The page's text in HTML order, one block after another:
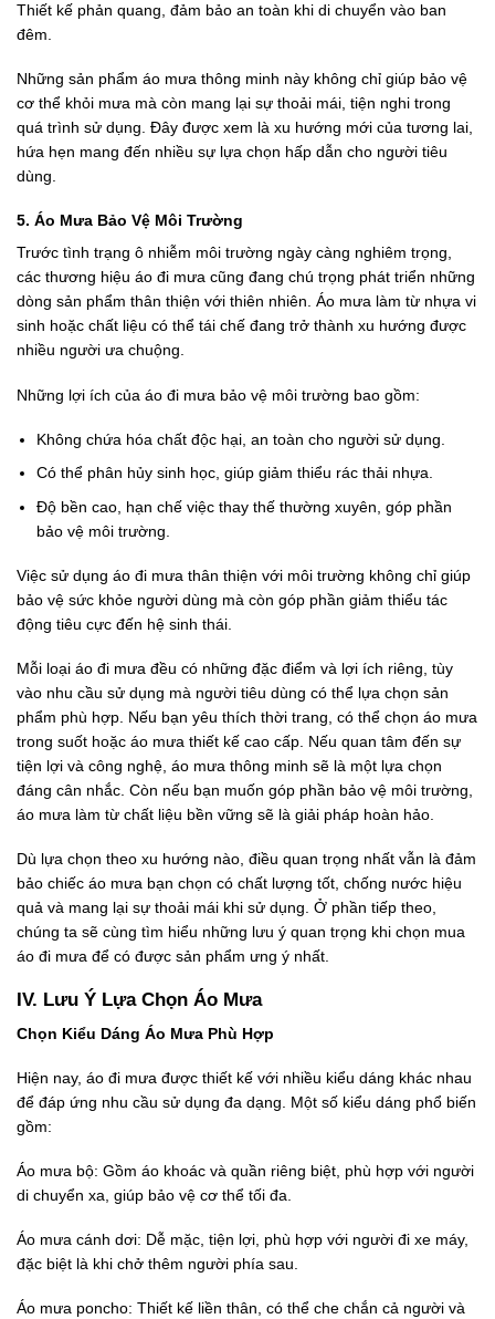
Thiết kế phản quang, đảm bảo an toàn khi di chuyển vào ban
đêm.
Những sản phẩm áo mưa thông minh này không chỉ giúp bảo vệ
cơ thể khỏi mưa mà còn mang lại sự thoải mái, tiện nghi trong
quá trình sử dụng. Đây được xem là xu hướng mới của tương lai,
hứa hẹn mang đến nhiều sự lựa chọn hấp dẫn cho người tiêu
dùng.
5. Áo Mưa Bảo Vệ Môi Trường
Trước tình trạng ô nhiễm môi trường ngày càng nghiêm trọng,
các thương hiệu áo đi mưa cũng đang chú trọng phát triển những
dòng sản phẩm thân thiện với thiên nhiên. Áo mưa làm từ nhựa vi
sinh hoặc chất liệu có thể tái chế đang trở thành xu hướng được
nhiều người ưa chuộng.
Những lợi ích của áo đi mưa bảo vệ môi trường bao gồm:
Không chứa hóa chất độc hại, an toàn cho người sử dụng.
Có thể phân hủy sinh học, giúp giảm thiểu rác thải nhựa.
Độ bền cao, hạn chế việc thay thế thường xuyên, góp phần
bảo vệ môi trường.
Việc sử dụng áo đi mưa thân thiện với môi trường không chỉ giúp
bảo vệ sức khỏe người dùng mà còn góp phần giảm thiểu tác
động tiêu cực đến hệ sinh thái.
Mỗi loại áo đi mưa đều có những đặc điểm và lợi ích riêng, tùy
vào nhu cầu sử dụng mà người tiêu dùng có thể lựa chọn sản
phẩm phù hợp. Nếu bạn yêu thích thời trang, có thể chọn áo mưa
trong suốt hoặc áo mưa thiết kế cao cấp. Nếu quan tâm đến sự
tiện lợi và công nghệ, áo mưa thông minh sẽ là một lựa chọn
đáng cân nhắc. Còn nếu bạn muốn góp phần bảo vệ môi trường,
áo mưa làm từ chất liệu bền vững sẽ là giải pháp hoàn hảo.
Dù lựa chọn theo xu hướng nào, điều quan trọng nhất vẫn là đảm
bảo chiếc áo mưa bạn chọn có chất lượng tốt, chống nước hiệu
quả và mang lại sự thoải mái khi sử dụng. Ở phần tiếp theo,
chúng ta sẽ cùng tìm hiểu những lưu ý quan trọng khi chọn mua
áo đi mưa để có được sản phẩm ưng ý nhất.
IV. Lưu Ý Lựa Chọn Áo Mưa
Chọn Kiểu Dáng Áo Mưa Phù Hợp
Hiện nay, áo đi mưa được thiết kế với nhiều kiểu dáng khác nhau
để đáp ứng nhu cầu sử dụng đa dạng. Một số kiểu dáng phổ biến
gồm:
Áo mưa bộ: Gồm áo khoác và quần riêng biệt, phù hợp với người
di chuyển xa, giúp bảo vệ cơ thể tối đa.
Áo mưa cánh dơi: Dễ mặc, tiện lợi, phù hợp với người đi xe máy,
đặc biệt là khi chở thêm người phía sau.
Áo mưa poncho: Thiết kế liền thân, có thể che chắn cả người và